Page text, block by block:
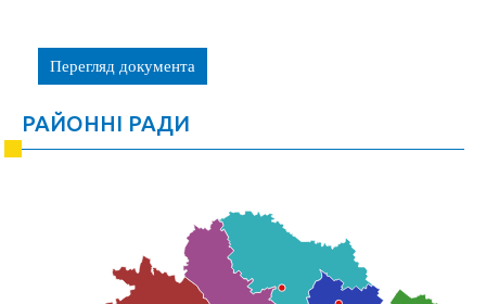
Перегляд документа
РАЙОННІ РАДИ